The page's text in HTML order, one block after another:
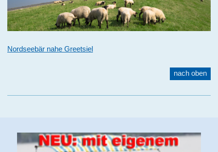
Nordseebär nahe Greetsiel
nach oben